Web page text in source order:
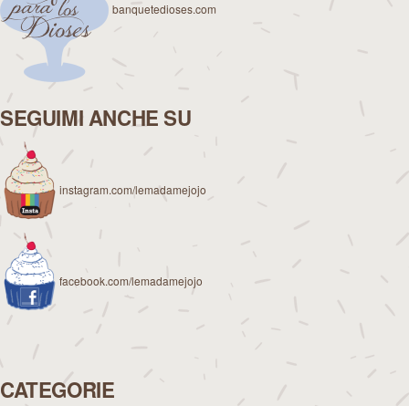
banquetedioses.com
SEGUIMI ANCHE SU
instagram.com/lemadamejojo
facebook.com/lemadamejojo
CATEGORIE